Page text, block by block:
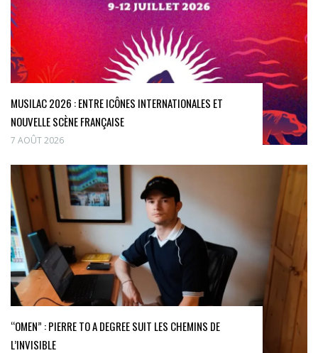
MUSILAC 2026 : ENTRE ICÔNES INTERNATIONALES ET
NOUVELLE SCÈNE FRANÇAISE
7 AOÛT 2026
“OMEN” : PIERRE TO A DEGREE SUIT LES CHEMINS DE
L’INVISIBLE